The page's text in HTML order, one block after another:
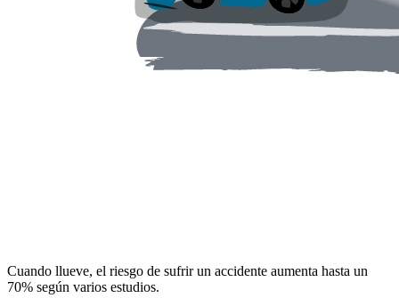
Cuando llueve, el riesgo de sufrir un accidente aumenta hasta un
70% según varios estudios.